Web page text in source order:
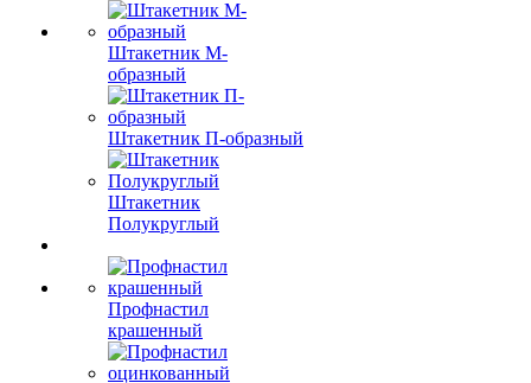
Штакетник М-
образный
Штакетник П-образный
Штакетник
Полукруглый
Профнастил
крашенный